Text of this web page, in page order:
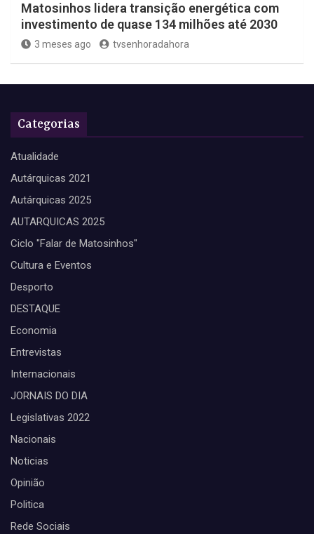
Matosinhos lidera transição energética com
investimento de quase 134 milhões até 2030
3 meses ago tvsenhoradahora
Categorias
Atualidade
Autárquicas 2021
Autárquicas 2025
AUTARQUICAS 2025
Ciclo "Falar de Matosinhos"
Cultura e Eventos
Desporto
DESTAQUE
Economia
Entrevistas
Internacionais
JORNAIS DO DIA
Legislativas 2022
Nacionais
Noticias
Opinião
Politica
Rede Sociais